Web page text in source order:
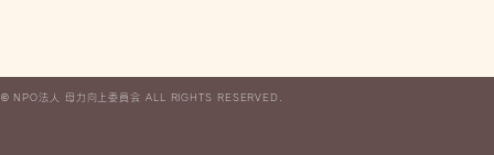
NPO法人 母力向上委員会 ALL RIGHTS RESERVED.